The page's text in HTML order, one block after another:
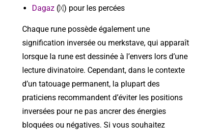
Dagaz (ᛞ) pour les percées
Chaque rune possède également une
signification inversée ou merkstave, qui apparaît
lorsque la rune est dessinée à l’envers lors d’une
lecture divinatoire. Cependant, dans le contexte
d’un tatouage permanent, la plupart des
praticiens recommandent d’éviter les positions
inversées pour ne pas ancrer des énergies
bloquées ou négatives. Si vous souhaitez